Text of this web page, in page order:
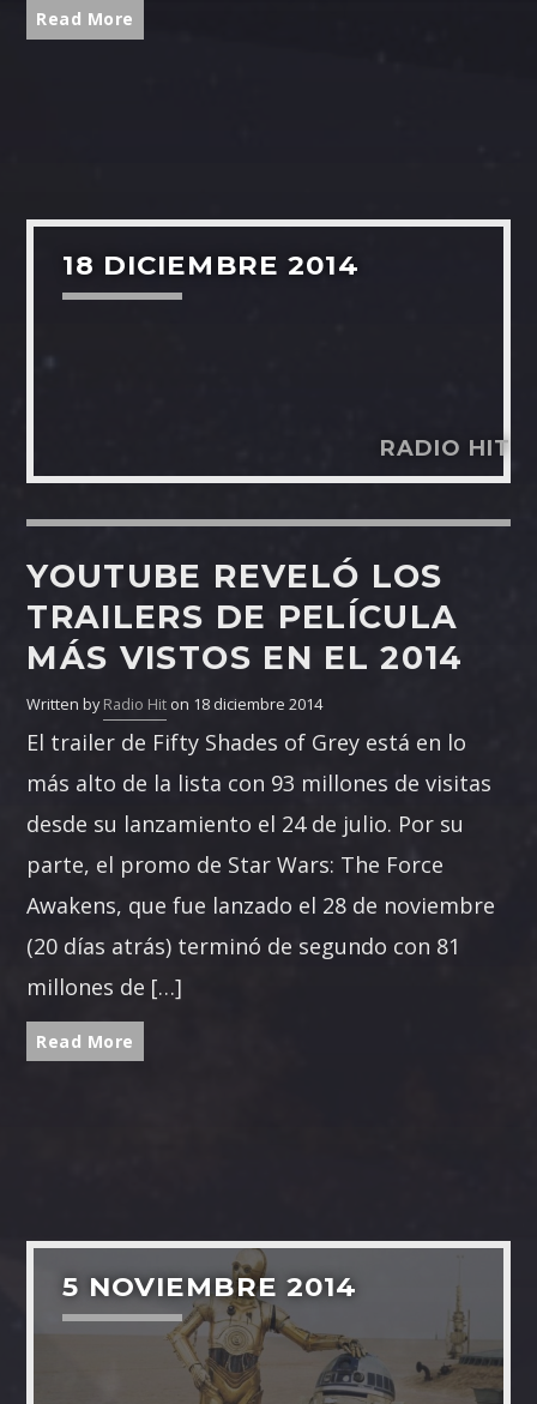
Read More
18 DICIEMBRE 2014
RADIO HIT
YOUTUBE REVELÓ LOS
TRAILERS DE PELÍCULA
MÁS VISTOS EN EL 2014
Written byRadio Hit on 18 diciembre 2014
El trailer de Fifty Shades of Grey está en lo
más alto de la lista con 93 millones de visitas
desde su lanzamiento el 24 de julio. Por su
parte, el promo de Star Wars: The Force
Awakens, que fue lanzado el 28 de noviembre
(20 días atrás) terminó de segundo con 81
millones de […]
Read More
5 NOVIEMBRE 2014